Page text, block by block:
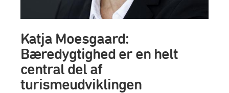
Katja Moesgaard:
Bæredygtighed er en helt
central del af
turismeudviklingen